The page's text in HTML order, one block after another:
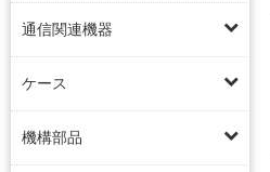
通信関連機器
ケース
機構部品